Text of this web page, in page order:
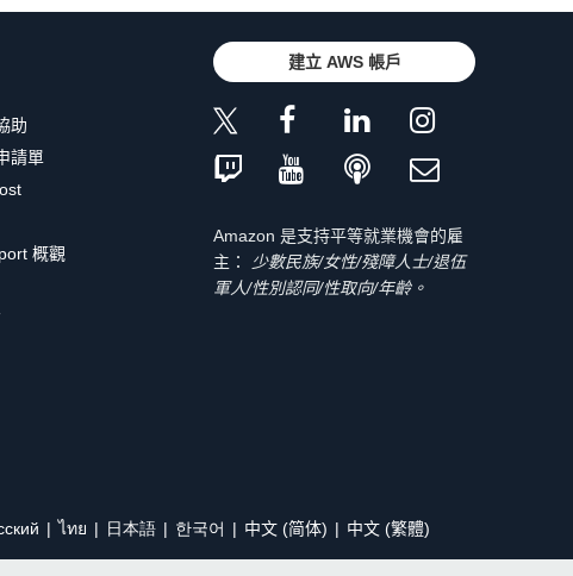
助
請單
概觀
建立 AWS 帳戶
Amazon 是支持平等就業機會的雇
主：
少數民族/女性/殘障人士/退伍
軍人/性別認同/性取向/年齡。
ไทย 日本語 한국어 中文 (简体) 中文 (繁體)